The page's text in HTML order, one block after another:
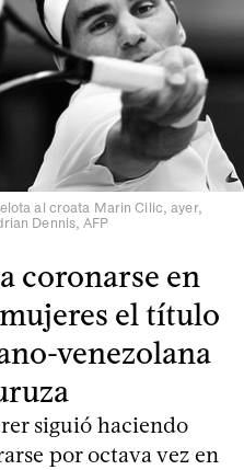
al croata Marin Cilic, ayer,
Dennis, AFP
coronarse en
el título
venezolana
siguió haciendo
por octava vez en